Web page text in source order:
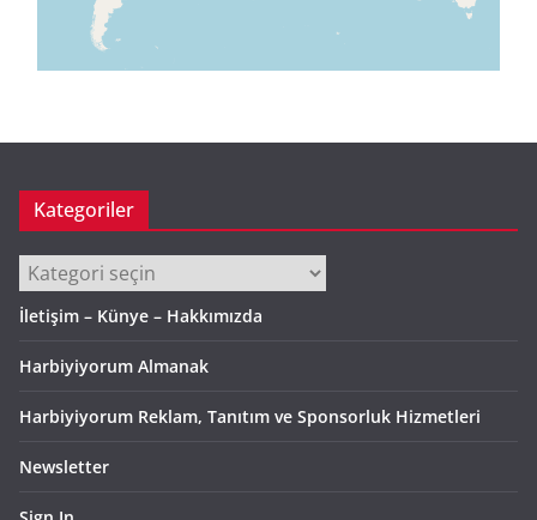
Kategoriler
Kategoriler
İletişim – Künye – Hakkımızda
Harbiyiyorum Almanak
Harbiyiyorum Reklam, Tanıtım ve Sponsorluk Hizmetleri
Newsletter